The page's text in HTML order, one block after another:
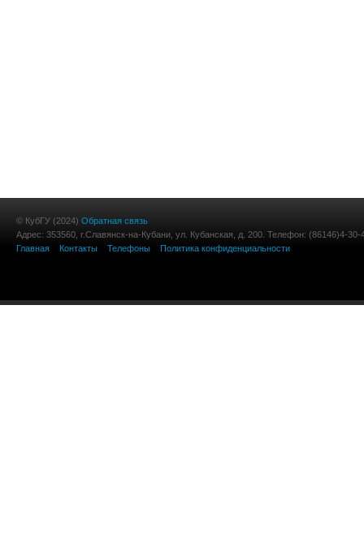
© КубГУ (2024) Обратная связь
Адрес: 353560, г.Славянск-на-Кубани, ул. Кубанская, д. 200. Телефон: (86146)4-30-
Главная
Контакты Телефоны Политика конфиденциальности